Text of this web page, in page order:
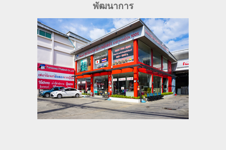
พัฒนาการ